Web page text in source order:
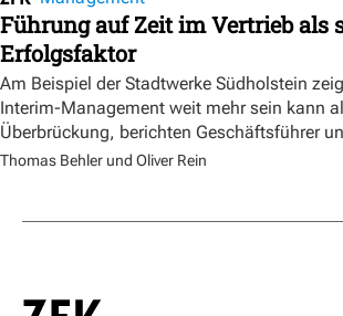
Führung auf Zeit im Vertrieb als
Erfolgsfaktor
Am Beispiel der Stadtwerke Südholstein
Interim-Management weit mehr sein kann
Überbrückung, berichten Geschäftsführer
Thomas Behler und Oliver Rein